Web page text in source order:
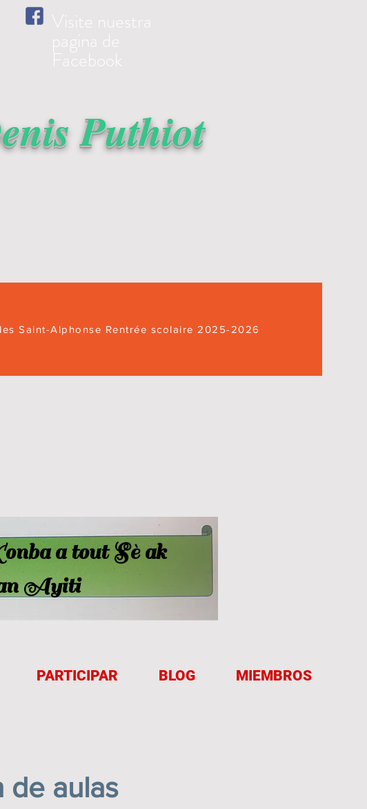
Visite nuestra
pagina de
Facebook
Puthiot
Saint-Alphonse Rentrée scolaire 2025-2026
a tout Sè ak
Ayiti
PARTICIPAR BLOG MIEMBROS
de aulas